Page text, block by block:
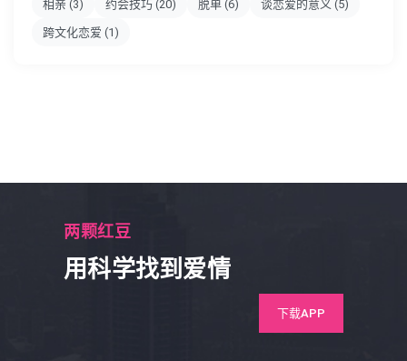
相亲 (3) 约会技巧 (20) 脱单 (6) 谈恋爱的意义 (5)
跨文化恋爱 (1)
两颗红豆
用科学找到爱情
下载APP